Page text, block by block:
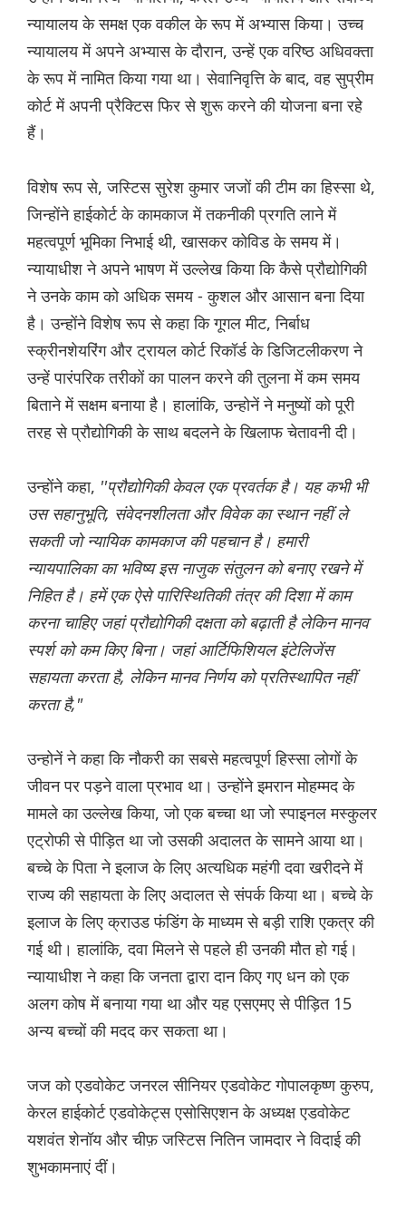
न्यायालय के समक्ष एक वकील के रूप में अभ्यास किया। उच्च
न्यायालय में अपने अभ्यास के दौरान, उन्हें एक वरिष्ठ अधिवक्ता
के रूप में नामित किया गया था। सेवानिवृत्ति के बाद, वह सुप्रीम
कोर्ट में अपनी प्रैक्टिस फिर से शुरू करने की योजना बना रहे
हैं।
विशेष रूप से, जस्टिस सुरेश कुमार जजों की टीम का हिस्सा थे,
जिन्होंने हाईकोर्ट के कामकाज में तकनीकी प्रगति लाने में
महत्वपूर्ण भूमिका निभाई थी, खासकर कोविड के समय में।
न्यायाधीश ने अपने भाषण में उल्लेख किया कि कैसे प्रौद्योगिकी
ने उनके काम को अधिक समय - कुशल और आसान बना दिया
है। उन्होंने विशेष रूप से कहा कि गूगल मीट, निर्बाध
स्क्रीनशेयरिंग और ट्रायल कोर्ट रिकॉर्ड के डिजिटलीकरण ने
उन्हें पारंपरिक तरीकों का पालन करने की तुलना में कम समय
बिताने में सक्षम बनाया है। हालांकि, उन्होनें ने मनुष्यों को पूरी
तरह से प्रौद्योगिकी के साथ बदलने के खिलाफ चेतावनी दी।
उन्होंने कहा, ''प्रौद्योगिकी केवल एक प्रवर्तक है। यह कभी भी
उस सहानुभूति, संवेदनशीलता और विवेक का स्थान नहीं ले
सकती जो न्यायिक कामकाज की पहचान है। हमारी
न्यायपालिका का भविष्य इस नाजुक संतुलन को बनाए रखने में
निहित है। हमें एक ऐसे पारिस्थितिकी तंत्र की दिशा में काम
करना चाहिए जहां प्रौद्योगिकी दक्षता को बढ़ाती है लेकिन मानव
स्पर्श को कम किए बिना। जहां आर्टिफिशियल इंटेलिजेंस
सहायता करता है, लेकिन मानव निर्णय को प्रतिस्थापित नहीं
करता है,"
उन्होनें ने कहा कि नौकरी का सबसे महत्वपूर्ण हिस्सा लोगों के
जीवन पर पड़ने वाला प्रभाव था। उन्होंने इमरान मोहम्मद के
मामले का उल्लेख किया, जो एक बच्चा था जो स्पाइनल मस्कुलर
एट्रोफी से पीड़ित था जो उसकी अदालत के सामने आया था।
बच्चे के पिता ने इलाज के लिए अत्यधिक महंगी दवा खरीदने में
राज्य की सहायता के लिए अदालत से संपर्क किया था। बच्चे के
इलाज के लिए क्राउड फंडिंग के माध्यम से बड़ी राशि एकत्र की
गई थी। हालांकि, दवा मिलने से पहले ही उनकी मौत हो गई।
न्यायाधीश ने कहा कि जनता द्वारा दान किए गए धन को एक
अलग कोष में बनाया गया था और यह एसएमए से पीड़ित 15
अन्य बच्चों की मदद कर सकता था।
जज को एडवोकेट जनरल सीनियर एडवोकेट गोपालकृष्ण कुरुप,
केरल हाईकोर्ट एडवोकेट्स एसोसिएशन के अध्यक्ष एडवोकेट
यशवंत शेनॉय और चीफ़ जस्टिस नितिन जामदार ने विदाई की
शुभकामनाएं दीं।